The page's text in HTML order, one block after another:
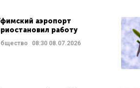
аэропорт
работу
08:3008.07.2026